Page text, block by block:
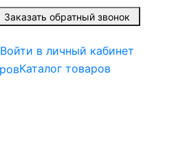
Заказать обратный звонок
Войти в личный кабинет
Каталог товаров